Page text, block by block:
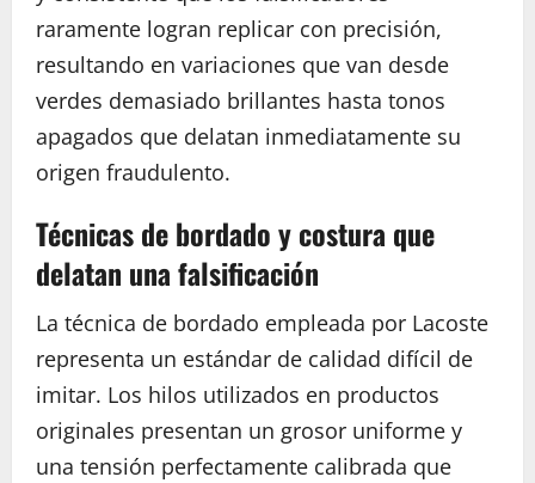
raramente logran replicar con precisión,
resultando en variaciones que van desde
verdes demasiado brillantes hasta tonos
apagados que delatan inmediatamente su
origen fraudulento.
Técnicas de bordado y costura que
delatan una falsificación
La técnica de bordado empleada por Lacoste
representa un estándar de calidad difícil de
imitar. Los hilos utilizados en productos
originales presentan un grosor uniforme y
una tensión perfectamente calibrada que